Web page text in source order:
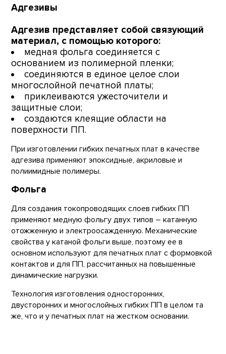
Адгезивы
Адгезив представляет собой связующий
материал, с помощью которого:
медная фольга соединяется с
основанием из полимерной пленки;
соединяются в единое целое слои
многослойной печатной платы;
приклеиваются ужесточители и
защитные слои;
создаются клеящие области на
поверхности ПП.
При изготовлении гибких печатных плат в качестве
адгезива применяют эпоксидные, акриловые и
полиимидные полимеры.
Фольга
Для создания токопроводящих слоев гибких ПП
применяют медную фольгу двух типов – катанную
отожженную и электроосажденную. Механические
свойства у катаной фольги выше, поэтому ее в
основном используют для печатных плат с формовкой
контактов и для ПП, рассчитанных на повышенные
динамические нагрузки.
Технология изготовления односторонних,
двусторонних и многослойных гибких ПП в целом та
же, что и у печатных плат на жестком основании.